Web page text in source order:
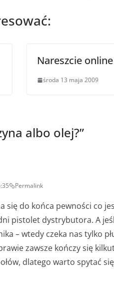
Nareszcie online
środa 13 maja 2009
albo olej?”
Permalink
się do końca pewności co
pistolet dystrybutora. A
– wtedy czeka nas tylko
zawsze kończy się
dlatego warto spytać